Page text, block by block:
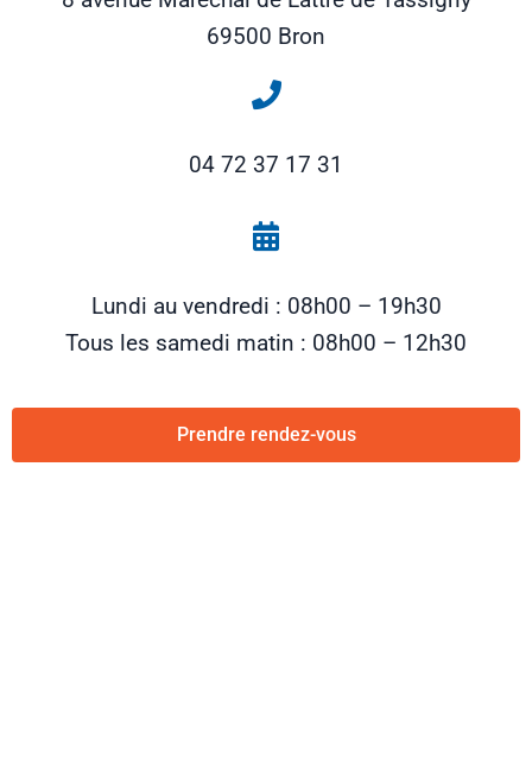
69500 Bron
04 72 37 17 31
Lundi au vendredi : 08h00 – 19h30
Tous les samedi matin : 08h00 – 12h30
Prendre rendez-vous